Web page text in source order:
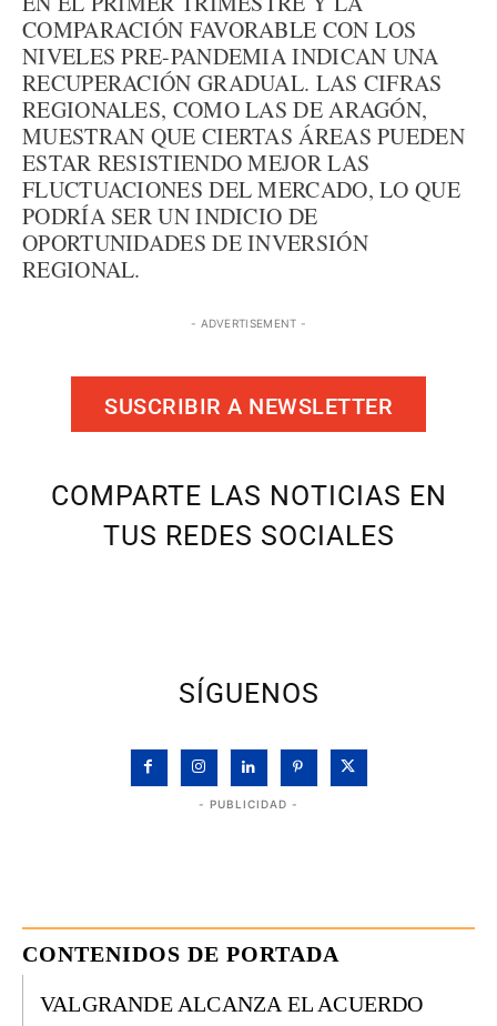
COMPARACIÓN FAVORABLE CON LOS
NIVELES PRE-PANDEMIA INDICAN UNA
RECUPERACIÓN GRADUAL. LAS CIFRAS
REGIONALES, COMO LAS DE ARAGÓN,
MUESTRAN QUE CIERTAS ÁREAS PUEDEN
ESTAR RESISTIENDO MEJOR LAS
FLUCTUACIONES DEL MERCADO, LO QUE
PODRÍA SER UN INDICIO DE
OPORTUNIDADES DE INVERSIÓN
REGIONAL.
- ADVERTISEMENT -
SUSCRIBIR A NEWSLETTER
COMPARTE LAS NOTICIAS EN
TUS REDES SOCIALES
SÍGUENOS
- PUBLICIDAD -
CONTENIDOS DE PORTADA
VALGRANDE ALCANZA EL ACUERDO